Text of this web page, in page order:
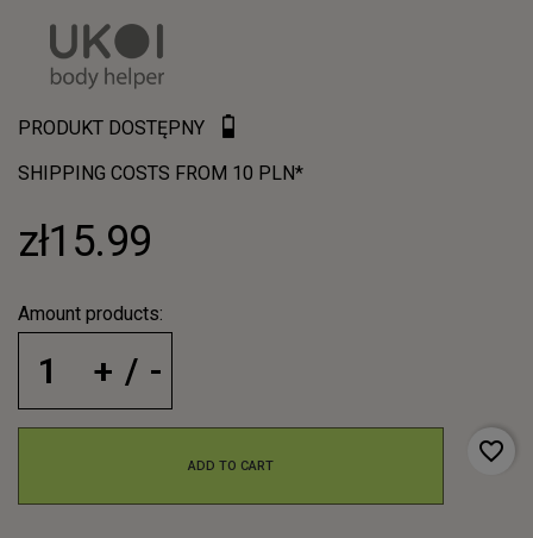
PRODUKT DOSTĘPNY
SHIPPING COSTS FROM 10 PLN*
zł15.99
Amount products:
ADD TO CART
favorite_border